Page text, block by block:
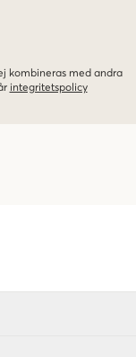
kombineras med andra
integritetspolicy